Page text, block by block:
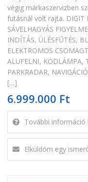
végig márkaszervizben
futásnál volt rajta. DIGIT
SÁVELHAGYÁS
INDÍTÁS, ÜLÉSFŰTÉS,
ELEKTROMOS
ALUFELNI, KÖDLÁMPA,
PARKRADAR,
[…]
6.999.000 Ft
További információ
Elküldöm egy